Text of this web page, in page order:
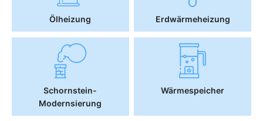
Ölheizung Erdwärmeheizung
Schornstein-
Modernsierung
Wärmespeicher